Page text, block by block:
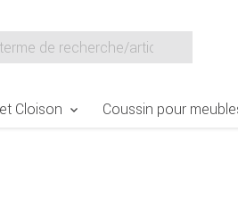
Cloison Coussin pour